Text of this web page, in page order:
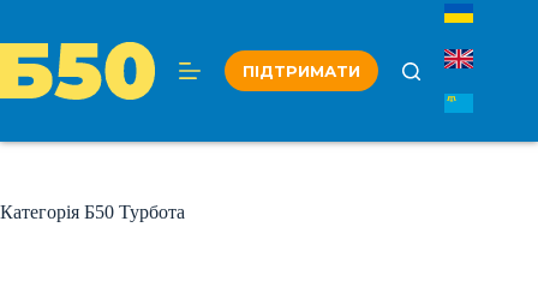
вмісту
ПІДТРИМАТИ
Категорія Б50 Турбота